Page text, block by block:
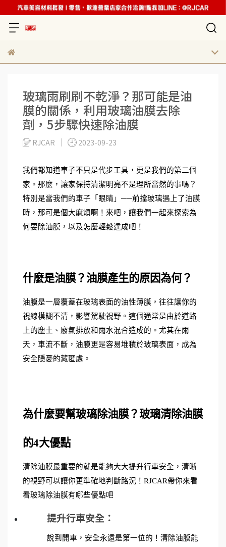
玻璃雨刷刷不乾淨？那可能是油
膜的關係，利用玻璃油膜去除
劑，5步驟快速除油膜
RJCAR 2023-09-23
我們都知道車子不只是代步工具，更是我們的第二個
家。那麼，讓家保持清潔明亮不是理所當然的事嗎？
特別是當我們的車子「眼睛」──前擋玻璃遇上了油膜
時，那可是個大麻煩啊！來吧，讓我們一起來探索為
何要除油膜，以及怎麼輕鬆達成吧！
什麼是油膜？油膜產生的原因為何？
油膜是一層覆蓋在玻璃表面的油性薄膜，往往讓你的
視線模糊不清，影響駕駛視野。這個通常是由於道路
上的塵土、廢氣排放和雨水混合造成的。尤其在雨
天，車流不斷，油膜更是容易堆積於玻璃表面，成為
安全隱憂的藏匿處。
為什麼要幫玻璃除油膜？玻璃清除油膜
的4大優點
清除油膜最重要的就是能夠大大提升行車安全，清晰
的視野可以讓你更準確地判斷路況！RJCAR帶你來看
看玻璃除油膜有哪些優點吧
提升行車安全：
說到開車，安全永遠是第一位的！清除油膜能